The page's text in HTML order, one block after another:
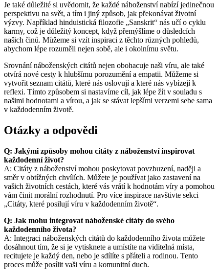
Je také důležité si uvědomit, že každé náboženství nabízí jedinečnou
perspektivu na svět, a tím i jiný způsob, jak překonávat životní
výzvy. Například hinduistická filozofie „Sanskrit“ nás učí o cyklu
karmy, což je důležitý koncept, když přemýšlíme o důsledcích
našich činů. Můžeme si vzít inspiraci z těchto různých pohledů,
abychom lépe rozuměli nejen sobě, ale i okolnímu světu.
Srovnání náboženských citátů nejen obohacuje naši víru, ale také
otvírá nové cesty k hlubšímu porozumění a empatii. Můžeme si
vytvořit seznam citátů, které nás oslovují a které nás vybízejí k
reflexi. Tímto způsobem si nastavíme cíl, jak lépe žít v souladu s
našimi hodnotami a vírou, a jak se stávat lepšími verzemi sebe sama
v každodenním životě.
Otázky a odpovědi
Q: Jakými způsoby mohou citáty z náboženství inspirovat
každodenní život?
A: Citáty z náboženství mohou poskytovat povzbuzení, naději a
směr v obtížných chvílích. Můžete je používat jako zastavení na
vašich životních cestách, které vás vrátí k hodnotám víry a pomohou
vám činit morální rozhodnutí. Pro více inspirace navštivte sekci
„Citáty, které posilují víru v každodenním životě“.
Q: Jak mohu integrovat náboženské citáty do svého
každodenního života?
A: Integraci náboženských citátů do každodenního života můžete
dosáhnout tím, že si je vytisknete a umístíte na viditelná místa,
recitujete je každý den, nebo je sdílíte s přáteli a rodinou. Tento
proces může posílit vaši víru a komunitní duch.